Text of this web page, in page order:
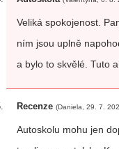
Veliká spokojenost.
ním jsou uplně
a bylo to skvělé. Tuto
Recenze (Daniela, 29. 7.
Autoskolu mohu jen